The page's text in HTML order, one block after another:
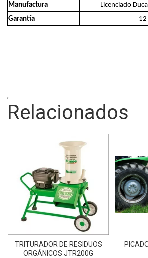
Manufactura
Licenciado
Garantía
12
,
Relacionados
TRITURADOR DE RESIDUOS
ORGÁNICOS JTR200G